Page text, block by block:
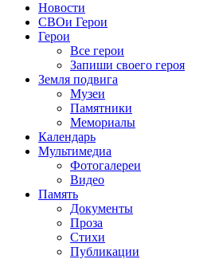
Новости
СВОи Герои
Герои
Все герои
Запиши своего героя
Земля подвига
Музеи
Памятники
Мемориалы
Календарь
Мультимедиа
Фотогалереи
Видео
Память
Документы
Проза
Стихи
Публикации